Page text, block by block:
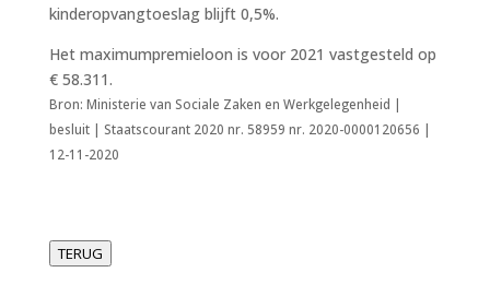
kinderopvangtoeslag blijft 0,5%.
Het maximumpremieloon is voor 2021 vastgesteld op
€ 58.311.
Bron: Ministerie van Sociale Zaken en Werkgelegenheid |
besluit | Staatscourant 2020 nr. 58959 nr. 2020-0000120656 |
12-11-2020
TERUG